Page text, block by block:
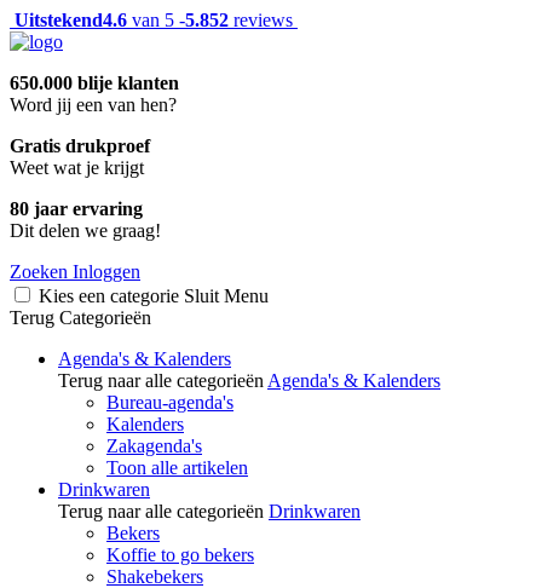
Uitstekend4.6 van 5 -5.852 reviews
650.000 blije klanten
Word jij een van hen?
Gratis drukproef
Weet wat je krijgt
80 jaar ervaring
Dit delen we graag!
Zoeken Inloggen
Kies een categorie Sluit Menu
Terug Categorieën
Agenda's & Kalenders
Terug naar alle categorieën Agenda's & Kalenders
Bureau-agenda's
Kalenders
Zakagenda's
Toon alle artikelen
Drinkwaren
Terug naar alle categorieën Drinkwaren
Bekers
Koffie to go bekers
Shakebekers